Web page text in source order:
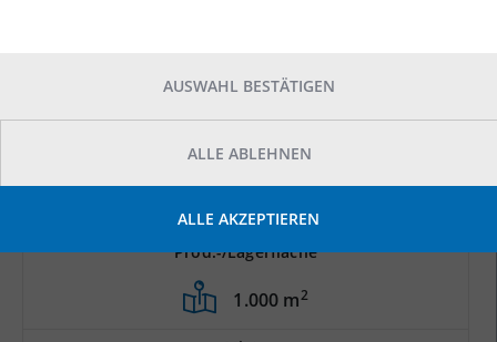
Prod.-/Lagerfläche
1.000 m2
AUSWAHL BESTÄTIGEN
ALLE ABLEHNEN
ALLE AKZEPTIEREN